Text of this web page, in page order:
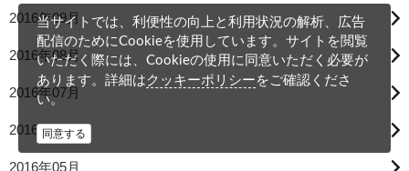
2016年09月
2016年08月
2016年07月
2016年06月
2016年05月
当サイトでは、利便性の向上と利用状況の解析、広告
配信のためにCookieを使用しています。サイトを閲覧
いただく際には、Cookieの使用に同意いただく必要が
あります。詳細は クッキーポリシー をご確認くださ
い。
同意する